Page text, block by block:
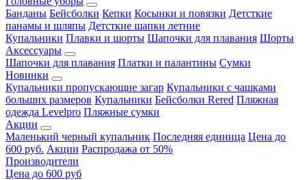
Банданы Бейсболки Кепки Косынки и повязки Детсткие
панамы и шляпы Детсткие шапки летние
Купальники Плавки и шорты Шапочки для плавания Шорты
Аксессуары
Шапочки для плавания Платки и палантины Сумки
Новинки
Купальники пропускающие загар Купальники с чашками
больших размеров Купальники Бейсболки Rered Пляжная
одежда Levelpro Пляжные сумки
Акции
Маленький черный купальник Последняя единица Цена до
600 руб. Акции Распродажа от 50%
Производители
Цена до 600 руб